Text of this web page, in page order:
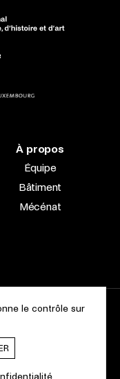
À propos
Équipe
Bâtiment
Mécénat
d’histoire et d’art |
le contrôle sur